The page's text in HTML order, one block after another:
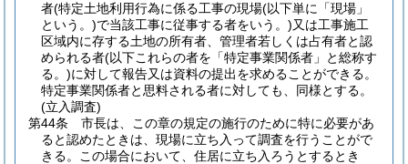
者(特定土地利用行為に係る工事の現場(以下単に「現場」
という。)で当該工事に従事する者をいう。)又は工事施工
区域内に存する土地の所有者、管理者若しくは占有者と認
められる者(以下これらの者を「特定事業関係者」と総称す
る。)に対して報告又は資料の提出を求めることができる。
特定事業関係者と思料される者に対しても、同様とする。
(立入調査)
第44条
市長は、この章の規定の施行のために特に必要があ
ると認めたときは、現場に立ち入って調査を行うことがで
きる。
この場合において、住居に立ち入ろうとするとき